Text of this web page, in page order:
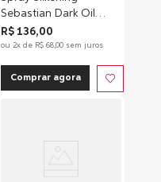
Sebastian Dark Oil
200ml
R$ 136,00
ou 2x de R$ 68,00 sem juros
Comprar agora